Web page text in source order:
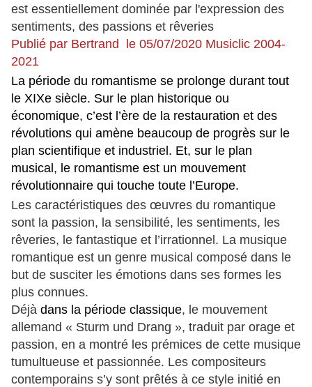
est essentiellement dominée par l'expression des
sentiments, des passions et rêveries
Publié par Bertrand le 05/07/2020 Musiclic 2004-
2021
La période du romantisme se prolonge durant tout
le XIXe siècle. Sur le plan historique ou
économique, c’est l’ère de la restauration et des
révolutions qui amène beaucoup de progrès sur le
plan scientifique et industriel. Et, sur le plan
musical, le romantisme est un mouvement
révolutionnaire qui touche toute l’Europe.
Les caractéristiques des œuvres du romantique
sont la passion, la sensibilité, les sentiments, les
rêveries, le fantastique et l’irrationnel. La musique
romantique est un genre musical composé dans le
but de susciter les émotions dans ses formes les
plus connues.
Déjà dans la période classique, le mouvement
allemand « Sturm und Drang », traduit par orage et
passion, en a montré les prémices de cette musique
tumultueuse et passionnée. Les compositeurs
contemporains s’y sont prêtés à ce style initié en